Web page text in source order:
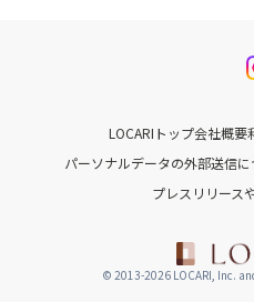
LOCARIトップ会社概要
パーソナルデータの外部送信に
プレスリリース
© 2013-2026 LOCARI, Inc.